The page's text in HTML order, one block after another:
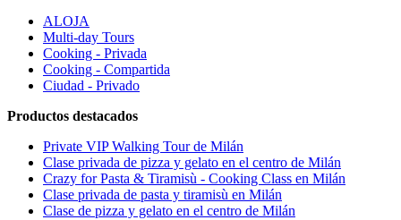
ALOJA
Multi-day Tours
Cooking - Privada
Cooking - Compartida
Ciudad - Privado
Productos destacados
Private VIP Walking Tour de Milán
Clase privada de pizza y gelato en el centro de Milán
Crazy for Pasta & Tiramisù - Cooking Class en Milán
Clase privada de pasta y tiramisù en Milán
Clase de pizza y gelato en el centro de Milán